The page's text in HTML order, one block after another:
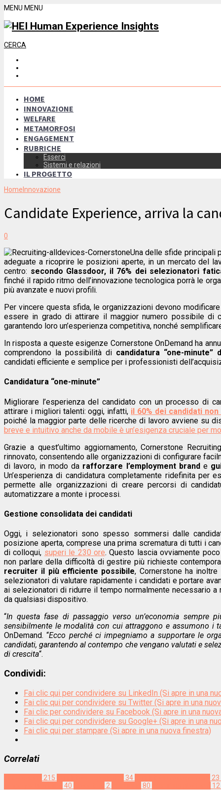
MENU MENU
CERCA
HOME
INNOVAZIONE
WELFARE
METAMORFOSI
ENGAGEMENT
RUBRICHE
Esserci
Sistemi e relazioni
IL PROGETTO
Home Innovazione
Candidate Experience, arriva la
0
Una delle sfide principali
adeguate a ricoprire le posizioni aperte, in un mercato del
centro: secondo Glassdoor, il 76% dei selezionatori
finché il rapido ritmo dell’innovazione tecnologica porrà le
più avanzate e nuovi profili.
Per vincere questa sfida, le organizzazioni devono
essere in grado di attirare il maggior numero possibile di
garantendo loro un’esperienza competitiva, nonché
In risposta a queste esigenze Cornerstone OnDemand ha
comprendono la possibilità di candidatura “one-minute”
candidati efficiente e semplice per i professionisti
Candidatura “one-minute”
Migliorare l’esperienza del candidato con un processo di
attirare i migliori talenti: oggi, infatti, il 60% dei candidati
poiché la maggior parte delle ricerche di lavoro avviene su
breve e intuitivo anche da mobile è un’esigenza cruciale per
Grazie a quest’ultimo aggiornamento, Cornerstone
rinnovato, consentendo alle organizzazioni di configurare
di lavoro, in modo da rafforzare l’employment brande
Un’esperienza di candidatura completamente ridefinita per
permette alle organizzazioni di creare percorsi di
automatizzare a monte i processi.
Gestione consolidata dei candidati
Oggi, i selezionatori sono spesso sommersi dalle
posizione aperta, comprese una prima scrematura di tutti i
di colloqui, superi le 230 ore. Questo lascia ovviamente
non parlare della difficoltà di gestire più richieste
recruiter il più efficiente possibile, Cornerstone ha
selezionatori di valutare rapidamente i candidati e portare
ai selezionatori di ridurre il tempo normalmente necessario
da qualsiasi dispositivo.
“In questa fase di passaggio verso un’economia sempre
sensibilmente le modalità con cui attraggono e assumono i
OnDemand. “Ecco perché ci impegniamo a supportare le
candidati, garantendo al contempo che vengano valutati e
di crescita“.
Condividi:
Fai clic qui per condividere su LinkedIn (Si apre in una
Fai clic qui per condividere su Twitter (Si apre in una
Fai clic per condividere su Facebook (Si apre in una
Fai clic qui per condividere su Google+ (Si apre in una
Fai clic qui per stampare (Si apre in una nuova finestra)
Correlati
215 34
23
40 2 80 12